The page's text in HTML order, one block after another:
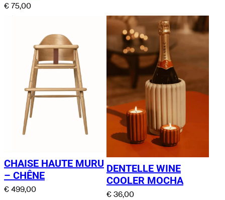
€ 75,00
CHAISE HAUTE MURU
– CHÊNE
€ 499,00
DENTELLE WINE
COOLER MOCHA
€ 36,00